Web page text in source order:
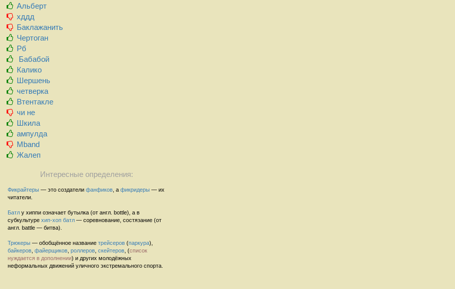
Альберт
хддд
Баклажанить
Чертоган
Рб
Бабабой
Калико
Шершень
четверка
Втентакле
чи не
Шкила
ампулда
Mband
Жалеп
Интересные определения:
Фикрайтеры — это создатели фанфиков , а фикридеры — их
читатели.
Батл у хиппи означает бутылка (от англ. bottle), а в
субкультуре хип-хоп батл — соревнование, состязание (от
англ. battle — битва).
Трюкеры — обобщённое название трейсеров (паркура),
байкеров файерщиков роллеров скейтеров , (список
нуждается в дополнении) и других молодёжных
неформальных движений уличного экстремального спорта.